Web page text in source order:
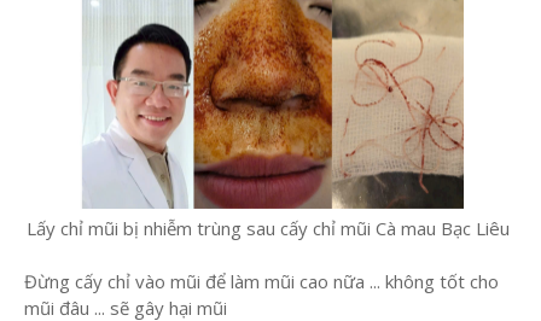
Lấy chỉ mũi bị nhiễm trùng sau cấy chỉ mũi Cà mau Bạc Liêu
Đừng cấy chỉ vào mũi để làm mũi cao nữa ... không tốt cho
mũi đâu ... sẽ gây hại mũi